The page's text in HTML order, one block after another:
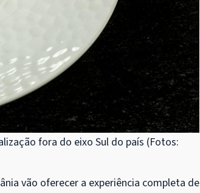
fora do eixo Sul do país (Fotos:
vão oferecer a experiência completa de